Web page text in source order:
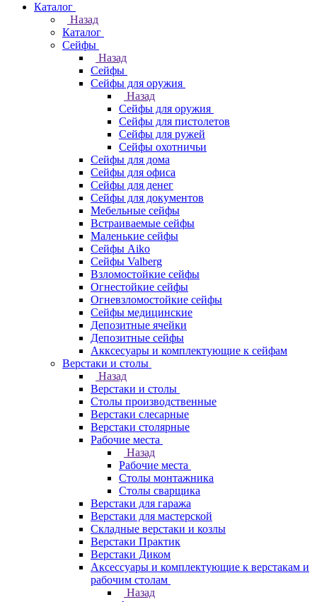
Каталог
Назад
Каталог
Cейфы
Назад
Cейфы
Cейфы для оружия
Назад
Cейфы для оружия
Сейфы для пистолетов
Сейфы для ружей
Сейфы охотничьи
Cейфы для дома
Cейфы для офиса
Сейфы для денег
Сейфы для документов
Мебельные сейфы
Встраиваемые сейфы
Маленькие сейфы
Сейфы Aiko
Сейфы Valberg
Взломостойкие сейфы
Огнестойкие сейфы
Огневзломостойкие сейфы
Сейфы медицинские
Депозитные ячейки
Депозитные сейфы
Акксесуары и комплектующие к сейфам
Верстаки и столы
Назад
Верстаки и столы
Столы производственные
Верстаки слесарные
Верстаки столярные
Рабочие места
Назад
Рабочие места
Столы монтажника
Столы сварщика
Верстаки для гаража
Верстаки для мастерской
Складные верстаки и козлы
Верстаки Практик
Верстаки Диком
Аксессуары и комплектующие к верстакам и
рабочим столам
Назад